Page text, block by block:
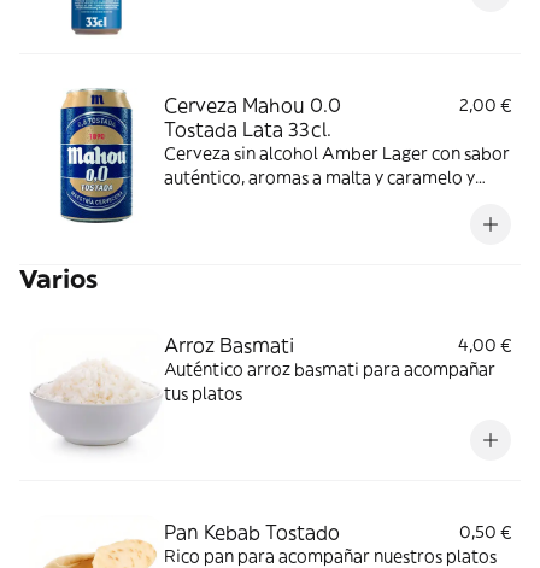
Cerveza Mahou 0.0
Tostada Lata 33cl.
2,00 €
Cerveza sin alcohol Amber Lager con sabor
auténtico, aromas a malta y caramelo y
Varios
Arroz Basmati
4,00 €
Auténtico arroz basmati para acompañar
tus platos
Pan Kebab Tostado
0,50 €
Rico pan para acompañar nuestros platos